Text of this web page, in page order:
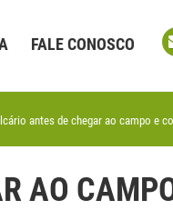
FALE CONOSCO
antes de chegar ao campo e
AO